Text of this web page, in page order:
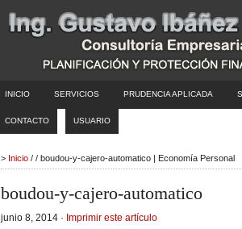
INICIO SERVICIOS PRUDENCIA APLICADA
CONTACTO USUARIO
> Inicio / / boudou-y-cajero-automatico | Economía Personal
boudou-y-cajero-automatico
junio 8, 2014 · Imprimir este artículo